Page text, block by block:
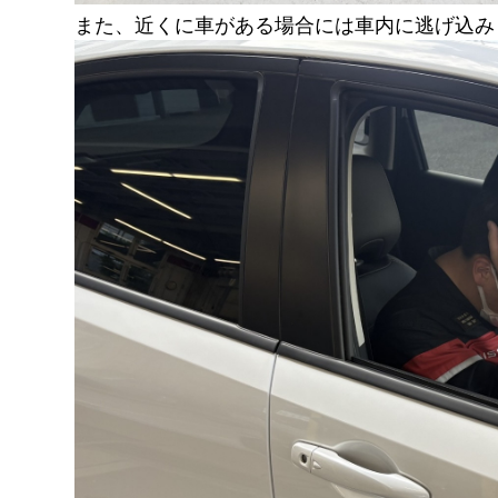
また、近くに車がある場合には車内に逃げ込み